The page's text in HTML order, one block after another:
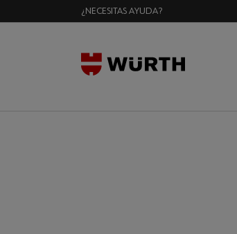
¿NECESITAS AYUDA?